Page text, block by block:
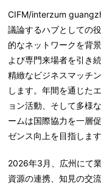
CIFM/interzum
議論するハブとしての
的なネットワークを背
よび専門来場者を引き
精緻なビジネスマッチ
します。年間を通じた
ョン活動、そして多様
ームは国際協力を一層
ゼンス向上を目指します
2026年3月、広州にて
資源の連携、知見の交